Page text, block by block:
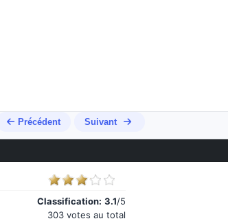
Précédent Suivant
Classification: 3.1/5
303 votes au total